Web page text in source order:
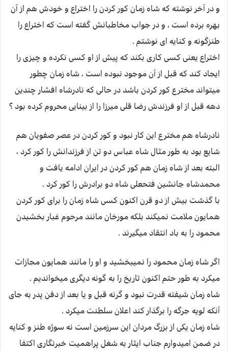
و در آخر نوشته که شاه زمان کور کردن را اختراع و خودش هم از آن
بهره برده است ، و در جواب مخاطبانش گفته است که اختراع را
طنزگونه و کنایه ای نوشتم .
اختراع یعنی کسی کاری بکند که پیش از او کسی نکرده و چیزی را
ایجاد کند که قبل از آن موجود نبوده است ، شاه زمان چطور
میتواند مخترع کور کردن باشد در حالی که نادرشاه افشار چندین
دهه قبل از او فرزندش رضا قلی میرزا را از بینایی محروم کرده بود ؟
نادرشاه هم مخترع این کار نبود و کور کردن در عصر صفویان هم
شایع بود به طور مثال شاه عباس دو تن از فرزندانش را کور کرد ،
البته بعد از شاه زمان هم کور کردن در ایران ادامه یافت و
محمدشاه جانشین فتحعلی شاه دو برادرش را کور کرد .
با گذشت بیش از دو قرن اکنون کسی شاه زمان را برای کور کردن
همایون ملامت نمیکند بلکه مورخان مانند مرحوم غبار بخشیدن
محمود را به باد انتقاد میگیرند .
اگر شاه زمان محمود را نمیبخشید و او را مانند همایون مجازات
میکرد به طور حتم اکنون تاریخ را به گونه دیگری میخواندیم .
شاه زمان شیفته قدرت نبود و گرنه قبل و یا بعد از دفن پدر به جای
آنکه لویه جرگه را برگذار کند اعلان سلطنت میکرد .
شاه زمان یکی از بزرگ مردان این سرزمین است نه سوژه طنز و کنایه
در ضمن امیدوارم جناب ایثار به شغل پراهمیت خبرنگاری اکتفا